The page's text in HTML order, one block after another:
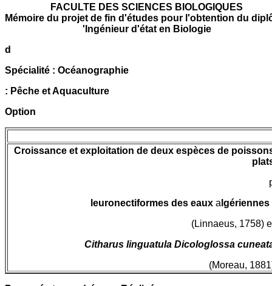
FACULTE DES SCIENCES BIOLOGIQUES
Mémoire du projet de fin d'études pour l'obtention du
'Ingénieur d'état en Biologie
d
Spécialité : Océanographie
: Pêche et Aquaculture
Option
Croissance et exploitation de deux espèces de
leuronectiformes des eaux a lgériennes
(Linnaeus, 1758)
Citharus linguatula Dicologlossa
(Moreau,